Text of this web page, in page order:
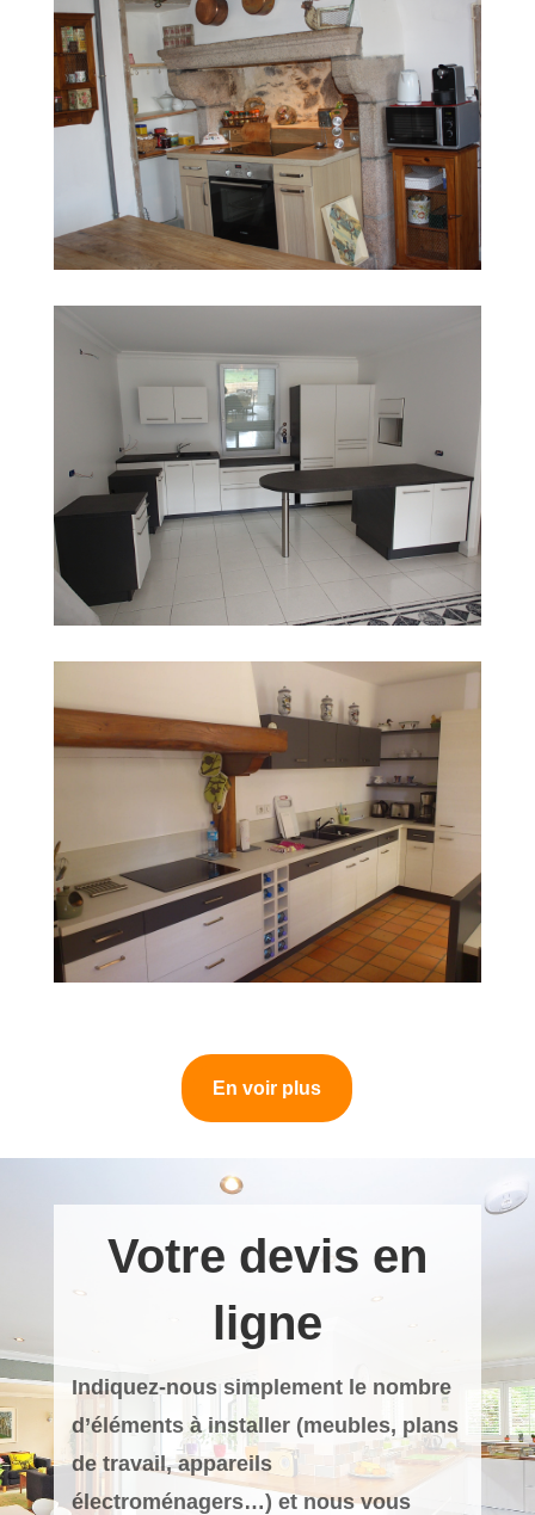
En voir plus
Votre devis en
ligne
Indiquez-nous simplement le nombre
d’éléments à installer (meubles, plans
de travail, appareils
électroménagers…) et nous vous